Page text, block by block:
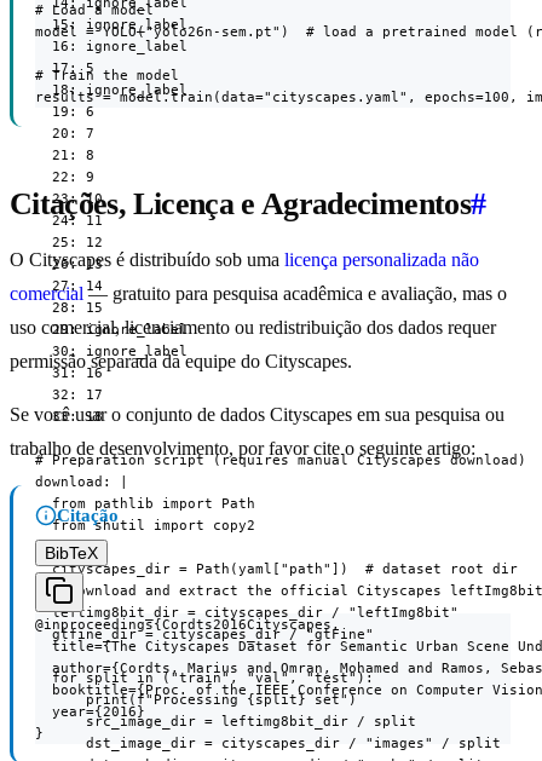
  15: ignore_label
  16: ignore_label
  17: 5
  18: ignore_label
  19: 6
  20: 7
  21: 8
  22: 9
  23: 10
  24: 11
  25: 12
  26: 13
  27: 14
  28: 15
  29: ignore_label
  30: ignore_label
  31: 16
  32: 17
  33: 18
# Preparation script (requires manual Cityscapes download)
download: |
  from pathlib import Path
  from shutil import copy2
  cityscapes_dir = Path(yaml["path"])  # dataset root dir
# Download and extract the official Cityscapes
  leftimg8bit_dir = cityscapes_dir / "leftImg8bit"
  gtfine_dir = cityscapes_dir / "gtFine"
  for split in ("train", "val", "test"):
      print(f"Processing {split} set")
      src_image_dir = leftimg8bit_dir / split
      dst_image_dir = cityscapes_dir / "images" / split
# Load a model
model = YOLO("yolo26n-sem.pt")  # load a pretrained model
# Train the model
results = model.train(data="cityscapes.yaml", epochs=100,
Citações, Licença e Agradecimentos#
O Cityscapes é distribuído sob uma licença personalizada não
comercial — gratuito para pesquisa acadêmica e avaliação, mas o
uso comercial, licenciamento ou redistribuição dos dados requer
permissão separada da equipe do Cityscapes.
Se você usar o conjunto de dados Cityscapes em sua pesquisa ou
trabalho de desenvolvimento, por favor cite o seguinte artigo:
Citação
BibTeX
@inproceedings{Cordts2016Cityscapes,
title={The Cityscapes Dataset for Semantic Urban Scene
author={Cordts, Marius and Omran, Mohamed and Ramos,
booktitle={Proc. of the IEEE Conference on Computer
  year={2016}
}